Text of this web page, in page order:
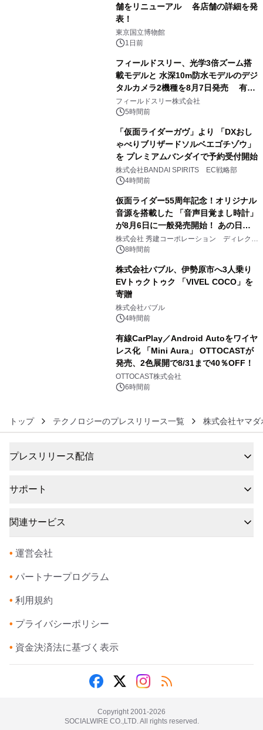
舗をリニューアル 各店舗の詳細を発
表！
東京国立博物館
1日前
フィールドスリー、光学3倍ズーム搭
載モデルと 水深10m防水モデルのデジ
タルカメラ2機種を8月7日発売 有効
約1300万画素、用途別に選べるコンデ
ジ新登場
フィールドスリー株式会社
5時間前
「仮面ライダーガヴ」より 「DXおし
ゃべりブリザードソルベエゴチゾウ」
を プレミアムバンダイで予約受付開始
株式会社BANDAI SPIRITS EC戦略部
4時間前
仮面ライダー55周年記念！オリジナル
音源を搭載した 「音声目覚まし時計」
が8月6日に一般発売開始！ あの日の
大興奮が今甦る
株式会社 秀建コーポレーション ディレクト
アートギャラリー
8時間前
株式会社バブル、伊勢原市へ3人乗り
EVトゥクトゥク 「VIVEL COCO」を
寄贈
株式会社バブル
4時間前
有線CarPlay／Android Autoをワイヤ
レス化 「Mini Aura」 OTTOCASTが
発売、2色展開で8/31まで40％OFF！
OTTOCAST株式会社
6時間前
トップ テクノロジーのプレスリリース一覧 株式会社ヤマ
プレスリリース配信
サポート
関連サービス
• 運営会社
• パートナープログラム
• 利用規約
• プライバシーポリシー
• 資金決済法に基づく表示
Copyright 2001-2026
SOCIALWIRE CO.,LTD. All rights reserved.